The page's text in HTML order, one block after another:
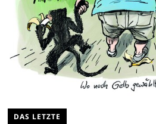
DAS LETZTE